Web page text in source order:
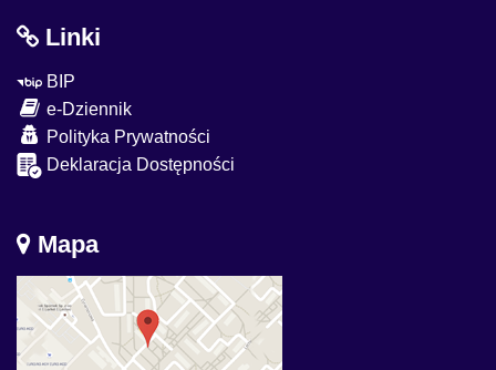
Linki
BIP
e-Dziennik
Polityka Prywatności
Deklaracja Dostępności
Mapa